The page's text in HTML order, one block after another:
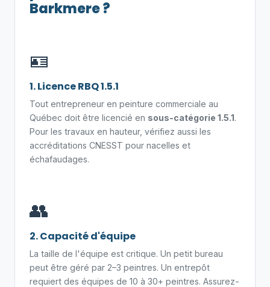
Barkmere ?
🪪
1. Licence RBQ 1.5.1
Tout entrepreneur en peinture commerciale au
Québec doit être licencié en sous-catégorie 1.5.1.
Pour les travaux en hauteur, vérifiez aussi les
accréditations CNESST pour nacelles et
échafaudages.
👥
2. Capacité d'équipe
La taille de l'équipe est critique. Un petit bureau
peut être géré par 2–3 peintres. Un entrepôt
requiert des équipes de 10 à 30+ peintres. Assurez-